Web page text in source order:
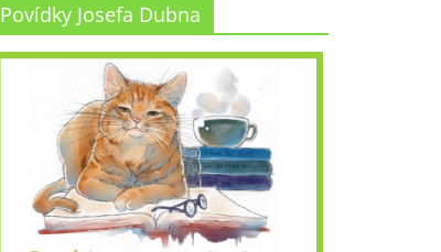
Povídky Josefa Dubna